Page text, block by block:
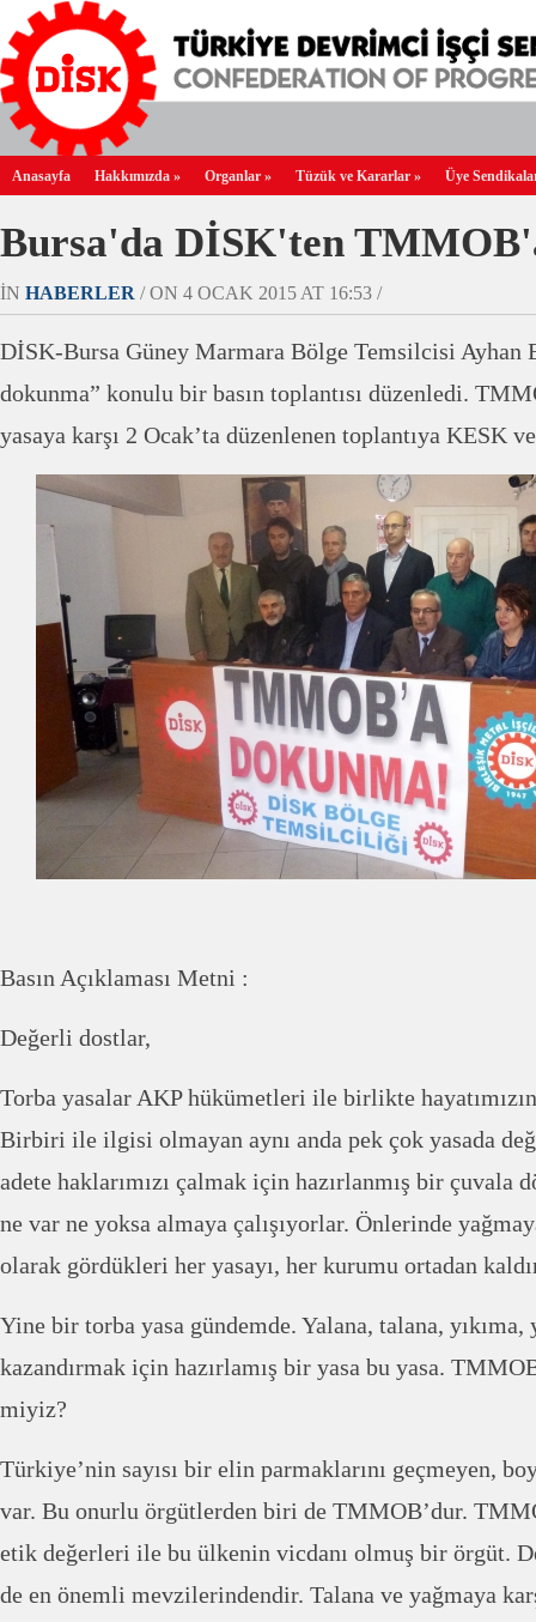
Anasayfa Hakkımızda » Organlar » Tüzük ve Kararlar » Üye
Bursa'da DİSK'ten
IN HABERLER / ON 4 OCAK 2015 AT 16:53 /
DİSK-Bursa Güney Marmara Bölge Temsilcisi Ayhan
dokunma” konulu bir basın toplantısı düzenledi.
yasaya karşı 2 Ocak’ta düzenlenen toplantıya KESK
Basın Açıklaması Metni :
Değerli dostlar,
Torba yasalar AKP hükümetleri ile birlikte
Birbiri ile ilgisi olmayan aynı anda pek çok yasada
adete haklarımızı çalmak için hazırlanmış bir çuvala
ne var ne yoksa almaya çalışıyorlar. Önlerinde
olarak gördükleri her yasayı, her kurumu ortadan
Yine bir torba yasa gündemde. Yalana, talana,
kazandırmak için hazırlamış bir yasa bu yasa.
miyiz?
Türkiye’nin sayısı bir elin parmaklarını geçmeyen,
var. Bu onurlu örgütlerden biri de TMMOB’dur.
etik değerleri ile bu ülkenin vicdanı olmuş bir örgüt.
de en önemli mevzilerindendir. Talana ve yağmaya